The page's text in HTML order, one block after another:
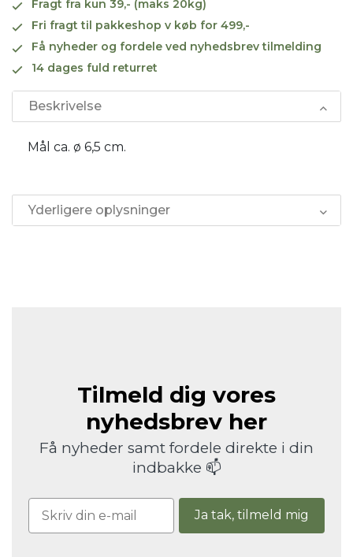
Fragt fra kun 39,- (maks 20kg)
Fri fragt til pakkeshop v køb for 499,-
Få nyheder og fordele ved nyhedsbrev tilmelding
14 dages fuld returret
Beskrivelse
Mål ca. ø 6,5 cm.
Yderligere oplysninger
Tilmeld dig vores
nyhedsbrev her
Få nyheder samt fordele direkte i din
indbakke 📫
Ja tak, tilmeld mig